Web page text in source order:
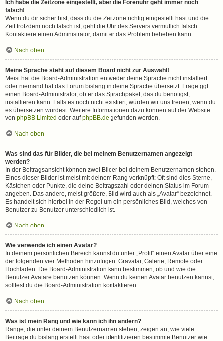
Ich habe die Zeitzone eingestellt, aber die Forenuhr geht immer noch
falsch!
Wenn du dir sicher bist, dass du die Zeitzone richtig eingestellt hast und die
Zeit trotzdem noch falsch ist, geht die Uhr des Servers vermutlich falsch.
Kontaktiere einen Administrator, damit er das Problem beheben kann.
Nach oben
Meine Sprache steht auf diesem Board nicht zur Auswahl!
Meist hat die Board-Administration entweder deine Sprache nicht installiert
oder niemand hat das Forum bislang in deine Sprache übersetzt. Frage ggf.
einen Board-Administrator, ob er das Sprachpaket, das du benötigst,
installieren kann. Falls es noch nicht existiert, würden wir uns freuen, wenn du
es übersetzen würdest. Weitere Informationen dazu können auf der Website
von phpBB Limited oder aufphpBB.de gefunden werden.
Nach oben
Was sind das für Bilder, die bei meinem Benutzernamen angezeigt
werden?
In der Beitragsansicht können zwei Bilder bei deinem Benutzernamen stehen.
Eines dieser Bilder ist meist mit deinem Rang verknüpft: Oft sind dies Sterne,
Kästchen oder Punkte, die deine Beitragszahl oder deinen Status im Forum
angeben. Das andere, meist größere, Bild wird auch als „Avatar“ bezeichnet.
Es handelt sich hierbei in der Regel um ein persönliches Bild, welches von
Benutzer zu Benutzer unterschiedlich ist.
Nach oben
Wie verwende ich einen Avatar?
In deinem persönlichen Bereich kannst du unter „Profil“ einen Avatar über eine
der folgenden vier Methoden hinzufügen: Gravatar, Galerie, Remote oder
Hochladen. Die Board-Administration kann bestimmen, ob und wie die
Benutzer Avatare benutzen können. Wenn du keinen Avatar benutzen kannst,
solltest du die Board-Administration kontaktieren.
Nach oben
Was ist mein Rang und wie kann ich ihn ändern?
Ränge, die unter deinem Benutzernamen stehen, zeigen an, wie viele
Beiträge du bislang erstellt hast oder identifizieren bestimmte Benutzer wie